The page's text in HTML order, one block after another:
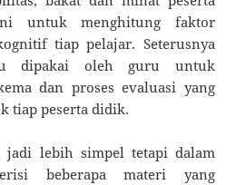
untuk menghitung faktor
tiap pelajar. Seterusnya
dipakai oleh guru untuk
dan proses evaluasi yang
tiap peserta didik.
jadi lebih simpel tetapi dalam
beberapa materi yang